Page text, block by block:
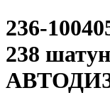
236-
238